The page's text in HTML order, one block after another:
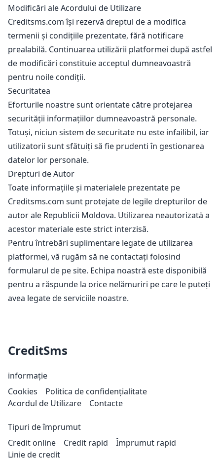
Modificări ale Acordului de Utilizare
Creditsms.com își rezervă dreptul de a modifica
termenii și condițiile prezentate, fără notificare
prealabilă. Continuarea utilizării platformei după astfel
de modificări constituie acceptul dumneavoastră
pentru noile condiții.
Securitatea
Eforturile noastre sunt orientate către protejarea
securității informațiilor dumneavoastră personale.
Totuși, niciun sistem de securitate nu este infailibil, iar
utilizatorii sunt sfătuiți să fie prudenti în gestionarea
datelor lor personale.
Drepturi de Autor
Toate informațiile și materialele prezentate pe
Creditsms.com sunt protejate de legile drepturilor de
autor ale Republicii Moldova. Utilizarea neautorizată a
acestor materiale este strict interzisă.
Pentru întrebări suplimentare legate de utilizarea
platformei, vă rugăm să ne contactați folosind
formularul de pe site. Echipa noastră este disponibilă
pentru a răspunde la orice nelămuriri pe care le puteți
avea legate de serviciile noastre.
CreditSms
informație
Cookies
Politica de confidențialitate
Acordul de Utilizare
Contacte
Tipuri de împrumut
Credit online
Credit rapid
Împrumut rapid
Linie de credit